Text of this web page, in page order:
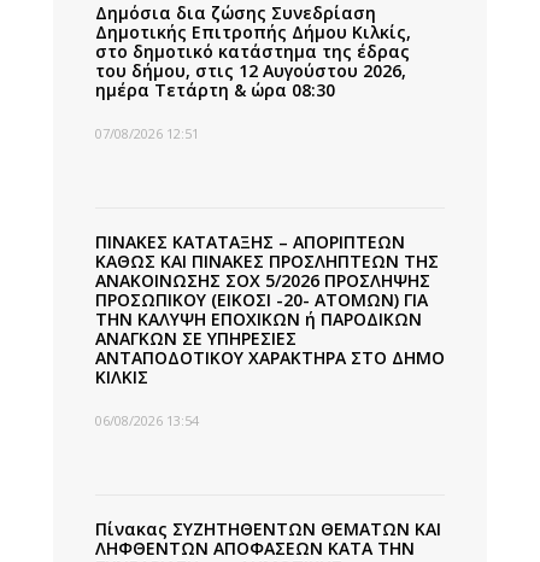
Δημόσια δια ζώσης Συνεδρίαση
Δημοτικής Επιτροπής Δήμου Κιλκίς,
στο δημοτικό κατάστημα της έδρας
του δήμου, στις 12 Αυγούστου 2026,
ημέρα Τετάρτη & ώρα 08:30
07/08/2026 12:51
ΠΙΝΑΚΕΣ ΚΑΤΑΤΑΞΗΣ – ΑΠΟΡΙΠΤΕΩΝ
ΚΑΘΩΣ ΚΑΙ ΠΙΝΑΚΕΣ ΠΡΟΣΛΗΠΤΕΩΝ ΤΗΣ
ΑΝΑΚΟΙΝΩΣΗΣ ΣΟΧ 5/2026 ΠΡΟΣΛΗΨΗΣ
ΠΡΟΣΩΠΙΚΟΥ (ΕΙΚΟΣΙ -20- ΑΤΟΜΩΝ) ΓΙΑ
ΤΗΝ ΚΑΛΥΨΗ ΕΠΟΧΙΚΩΝ ή ΠΑΡΟΔΙΚΩΝ
ΑΝΑΓΚΩΝ ΣΕ ΥΠΗΡΕΣΙΕΣ
ΑΝΤΑΠΟΔΟΤΙΚΟΥ ΧΑΡΑΚΤΗΡΑ ΣΤΟ ΔΗΜΟ
ΚΙΛΚΙΣ
06/08/2026 13:54
Πίνακας ΣΥΖΗΤΗΘΕΝΤΩΝ ΘΕΜΑΤΩΝ ΚΑΙ
ΛΗΦΘΕΝΤΩΝ ΑΠΟΦΑΣΕΩΝ ΚΑΤΑ ΤΗΝ